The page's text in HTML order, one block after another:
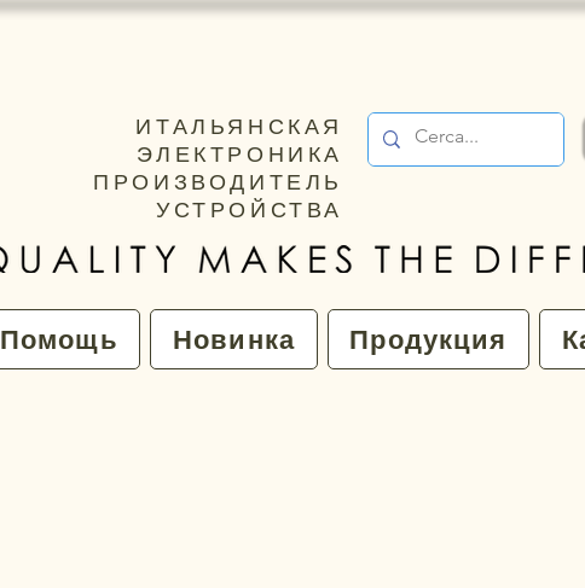
ИТАЛЬЯНСКАЯ
ЭЛЕКТРОНИКА
ПРОИЗВОДИТЕЛЬ
УСТРОЙСТВА
Помощь Новинка Продукция